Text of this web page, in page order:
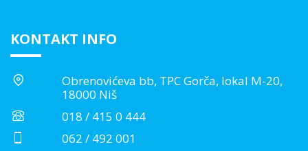
KONTAKT INFO
Obrenovićeva bb, TPC Gorča, lokal M-20,
18000 Niš
018 / 415 0 444
062 / 492 001